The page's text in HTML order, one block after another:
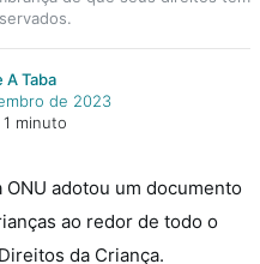
A Taba
de 2023
minuto
ONU adotou um documento
ao redor de todo o
da Criança.